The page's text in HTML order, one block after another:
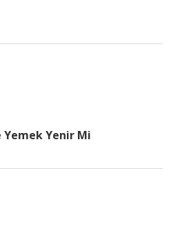
Yemek Yenir Mi